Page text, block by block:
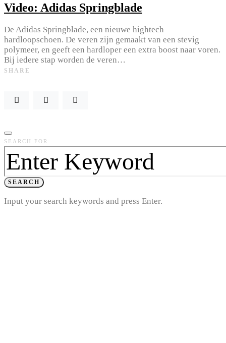
Video: Adidas Springblade
De Adidas Springblade, een nieuwe hightech
hardloopschoen. De veren zijn gemaakt van een stevig
polymeer, en geeft een hardloper een extra boost naar voren.
Bij iedere stap worden de veren…
SHARE
SEARCH FOR:
SEARCH
Input your search keywords and press Enter.